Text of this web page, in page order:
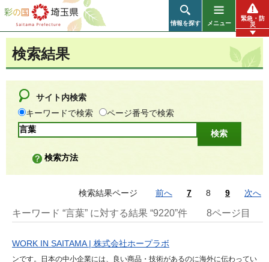
彩の国 埼玉県
情報を探す メニュー
緊急・防
災
検索結果
サイト内検索
キーワードで検索
ページ番号で検索
検索方法
検索結果ページ 前へ 7 8 9 次へ
キーワード “言葉” に対する結果 “9220”件 8ページ目
WORK IN SAITAMA | 株式会社ホープラボ
ンです。日本の中小企業には、良い商品・技術があるのに海外に伝わってい